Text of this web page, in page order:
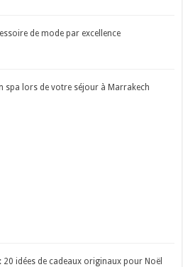
de mode par excellence
spa lors de votre séjour à Marrakech
20 idées de cadeaux originaux pour Noël